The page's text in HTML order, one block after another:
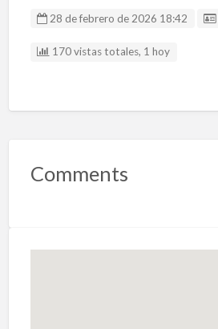
28 de febrero de 2026 18:42
170 vistas totales, 1 hoy
Comments